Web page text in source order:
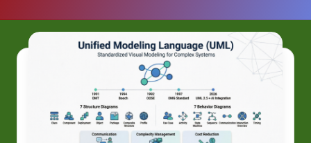
w
l